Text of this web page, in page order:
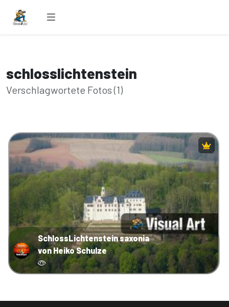
schlosslichtenstein
Verschlagwortete Fotos (1)
SchlossLichtenstein saxonia
von Heiko Schulze